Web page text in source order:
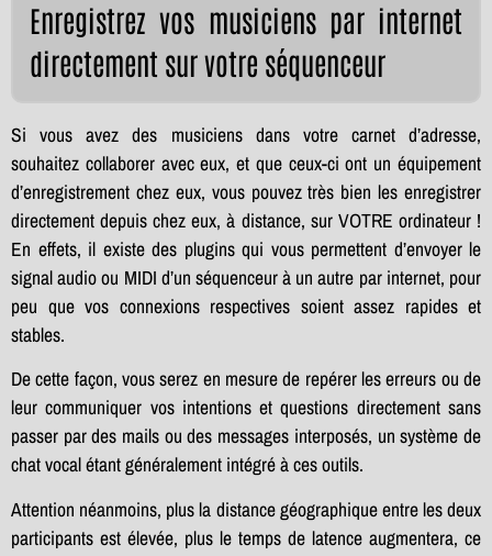
Enregistrez vos musiciens par internet
directement sur votre séquenceur
Si vous avez des musiciens dans votre carnet d’adresse,
souhaitez collaborer avec eux, et que ceux-ci ont un équipement
d’enregistrement chez eux, vous pouvez très bien les enregistrer
directement depuis chez eux, à distance, sur VOTRE ordinateur !
En effets, il existe des plugins qui vous permettent d’envoyer le
signal audio ou MIDI d’un séquenceur à un autre par internet, pour
peu que vos connexions respectives soient assez rapides et
stables.
De cette façon, vous serez en mesure de repérer les erreurs ou de
leur communiquer vos intentions et questions directement sans
passer par des mails ou des messages interposés, un système de
chat vocal étant généralement intégré à ces outils.
Attention néanmoins, plus la distance géographique entre les deux
participants est élevée, plus le temps de latence augmentera, ce